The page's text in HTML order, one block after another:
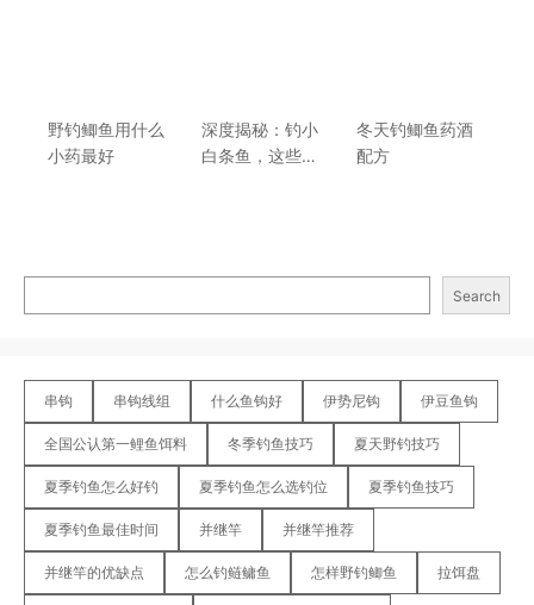
野钓鲫鱼用什么
小药最好
深度揭秘：钓小
白条鱼，这些打
冬天钓鲫鱼药酒
配方
Search
串钩 串钩线组 什么鱼钩好 伊势尼钩 伊豆鱼钩
全国公认第一鲤鱼饵料 冬季钓鱼技巧 夏天野钓技巧
夏季钓鱼怎么好钓 夏季钓鱼怎么选钓位 夏季钓鱼技巧
夏季钓鱼最佳时间 并继竿 并继竿推荐
并继竿的优缺点 怎么钓鲢鳙鱼 怎样野钓鲫鱼 拉饵盘